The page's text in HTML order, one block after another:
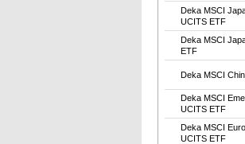
Deka MSCI
UCITS ETF
Deka MSCI
ETF
Deka MSCI
Deka MSCI
UCITS ETF
Deka MSCI
UCITS ETF